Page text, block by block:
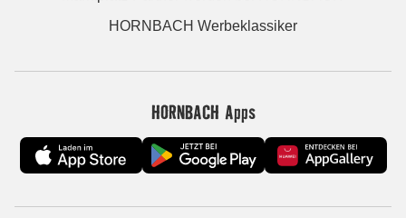
HORNBACH Werbeklassiker
HORNBACH Apps